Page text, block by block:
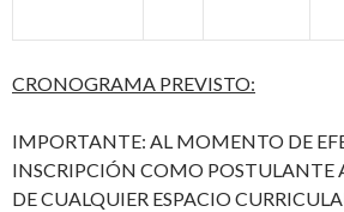
CRONOGRAMA PREVISTO:
IMPORTANTE: AL MOMENTO DE
INSCRIPCIÓN COMO POSTULANTE
DE CUALQUIER ESPACIO